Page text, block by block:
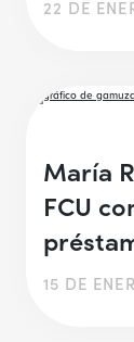
22 DE
María
FCU
15 DE